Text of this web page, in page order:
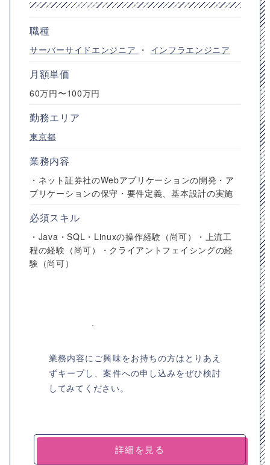
職種
サーバーサイドエンジニア ・ インフラエンジニア
月額単価
60万円〜100万円
勤務エリア
東京都
業務内容
・ネット証券社のWebアプリケーションの開発・ア
プリケーションの保守・要件定義、基本設計の実施
必須スキル
・Java・SQL・Linuxの操作経験（尚可）・上流工
程の経験（尚可）・クライアントフェイシングの経
験（尚可）
業務内容にご興味をお持ちの方はとりあえ
ずキープし、案件への申し込みをぜひ検討
してみてください。
詳細を見る